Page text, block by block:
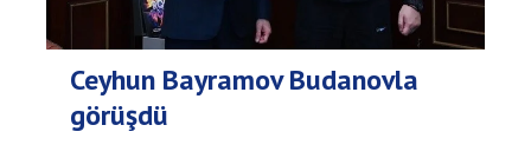
Ceyhun Bayramov Budanovla
görüşdü